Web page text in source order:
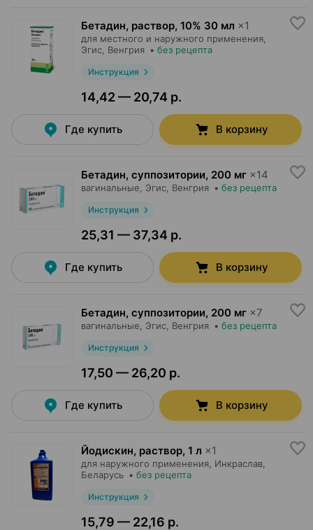
Бетадин, раствор, 10% 30 мл ×1
для местного и наружного применения,
Эгис , Венгрия • без рецепта
Инструкция
14,42 — 20,74 р.
Где купить В корзину
Бетадин, суппозитории, 200 мг ×14
вагинальные, Эгис , Венгрия • без рецепта
Инструкция
25,31 — 37,34 р.
Где купить В корзину
Бетадин, суппозитории, 200 мг ×7
вагинальные, Эгис , Венгрия • без рецепта
Инструкция
17,50 — 26,20 р.
Где купить В корзину
Йодискин, раствор, 1 л ×1
для наружного применения, Инкраслав
Беларусь • без рецепта
Инструкция
15,79 — 22,16 р.